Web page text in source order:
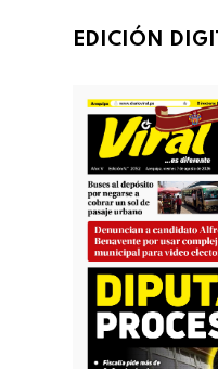
EDICIÓN